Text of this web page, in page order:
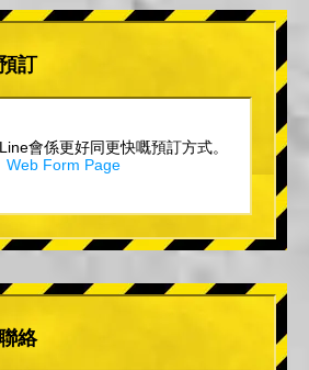
訂
會係更好同更快嘅預訂方式。
Web Form Page
絡